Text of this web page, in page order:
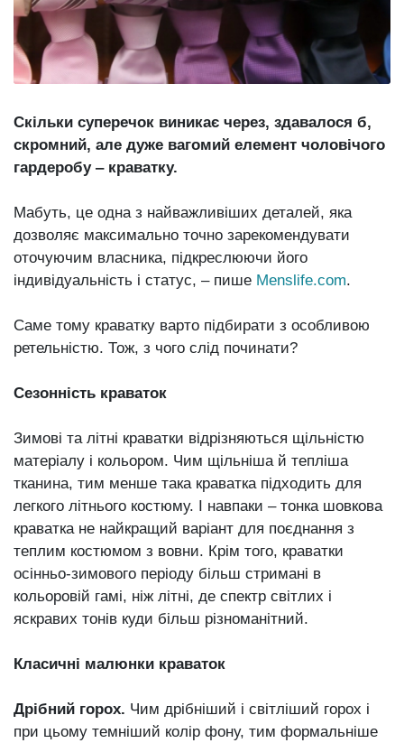
залишив у
Луцьку
три...
27 Липня 2026
715 переглядів
Всі розділи
Персона
Лайф
ZONE 18+
Контакти
Політика конфіденційності
Скільки суперечок виникає через, здавалося б,
скромний, але дуже вагомий елемент чоловічого
гардеробу ‒ краватку.
Мабуть, це одна з найважливіших деталей, яка
дозволяє максимально точно зарекомендувати
оточуючим власника, підкреслюючи його
індивідуальність і статус, ‒ пише Menslife.com.
Саме тому краватку варто підбирати з особливою
ретельністю. Тож, з чого слід починати?
Сезонність краваток
Зимові та літні краватки відрізняються щільністю
матеріалу і кольором. Чим щільніша й тепліша
тканина, тим менше така краватка підходить для
легкого літнього костюму. І навпаки ‒ тонка шовкова
краватка не найкращий варіант для поєднання з
теплим костюмом з вовни. Крім того, краватки
осінньо-зимового періоду більш стримані в
кольоровій гамі, ніж літні, де спектр світлих і
яскравих тонів куди більш різноманітний.
Класичні малюнки краваток
Дрібний горох. Чим дрібніший і світліший горох і
при цьому темніший колір фону, тим формальніше